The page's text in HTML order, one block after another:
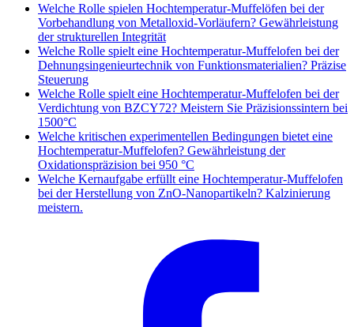
Welche Rolle spielen Hochtemperatur-Muffelöfen bei der
Vorbehandlung von Metalloxid-Vorläufern? Gewährleistung
der strukturellen Integrität
Welche Rolle spielt eine Hochtemperatur-Muffelofen bei der
Dehnungsingenieurtechnik von Funktionsmaterialien? Präzise
Steuerung
Welche Rolle spielt eine Hochtemperatur-Muffelofen bei der
Verdichtung von BZCY72? Meistern Sie Präzisionssintern bei
1500°C
Welche kritischen experimentellen Bedingungen bietet eine
Hochtemperatur-Muffelofen? Gewährleistung der
Oxidationspräzision bei 950 °C
Welche Kernaufgabe erfüllt eine Hochtemperatur-Muffelofen
bei der Herstellung von ZnO-Nanopartikeln? Kalzinierung
meistern.